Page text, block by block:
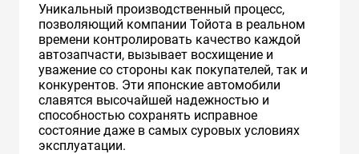
Уникальный производственный процесс,
позволяющий компании Тойота в реальном
времени контролировать качество каждой
автозапчасти, вызывает восхищение и
уважение со стороны как покупателей, так и
конкурентов. Эти японские автомобили
славятся высочайшей надежностью и
способностью сохранять исправное
состояние даже в самых суровых условиях
эксплуатации.